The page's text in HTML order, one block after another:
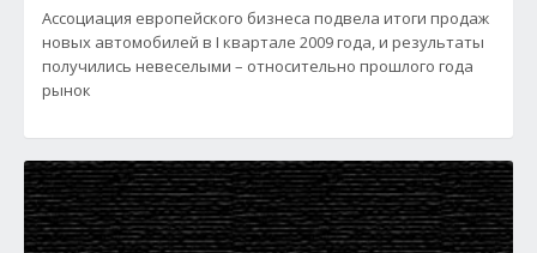
Ассоциация европейского бизнеса подвела итоги продаж
новых автомобилей в I квартале 2009 года, и результаты
получились невеселыми – относительно прошлого года
рынок